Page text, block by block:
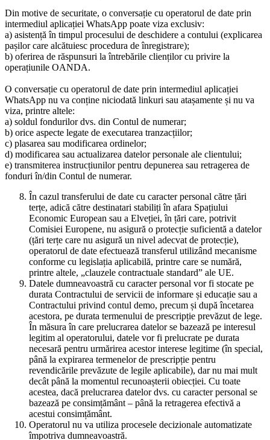
Din motive de securitate, o conversație cu operatorul de date prin
intermediul aplicației WhatsApp poate viza exclusiv:
a) asistență în timpul procesului de deschidere a contului (explicarea
pașilor care alcătuiesc procedura de înregistrare);
b) oferirea de răspunsuri la întrebările clienților cu privire la
operațiunile OANDA.
O conversație cu operatorul de date prin intermediul aplicației
WhatsApp nu va conține niciodată linkuri sau atașamente și nu va
viza, printre altele:
a) soldul fondurilor dvs. din Contul de numerar;
b) orice aspecte legate de executarea tranzacțiilor;
c) plasarea sau modificarea ordinelor;
d) modificarea sau actualizarea datelor personale ale clientului;
e) transmiterea instrucțiunilor pentru depunerea sau retragerea de
fonduri în/din Contul de numerar.
În cazul transferului de date cu caracter personal către țări
terțe, adică către destinatari stabiliți în afara Spațiului
Economic European sau a Elveției, în țări care, potrivit
Comisiei Europene, nu asigură o protecție suficientă a datelor
(țări terțe care nu asigură un nivel adecvat de protecție),
operatorul de date efectuează transferul utilizând mecanisme
conforme cu legislația aplicabilă, printre care se numără,
printre altele, „clauzele contractuale standard” ale UE.
Datele dumneavoastră cu caracter personal vor fi stocate pe
durata Contractului de servicii de informare și educație sau a
Contractului privind contul demo, precum și după încetarea
acestora, pe durata termenului de prescripție prevăzut de lege.
În măsura în care prelucrarea datelor se bazează pe interesul
legitim al operatorului, datele vor fi prelucrate pe durata
necesară pentru urmărirea acestor interese legitime (în special,
până la expirarea termenelor de prescripție pentru
revendicările prevăzute de legile aplicabile), dar nu mai mult
decât până la momentul recunoașterii obiecției. Cu toate
acestea, dacă prelucrarea datelor dvs. cu caracter personal se
bazează pe consimțământ – până la retragerea efectivă a
acestui consimțământ.
Operatorul nu va utiliza procesele decizionale automatizate
împotriva dumneavoastră.